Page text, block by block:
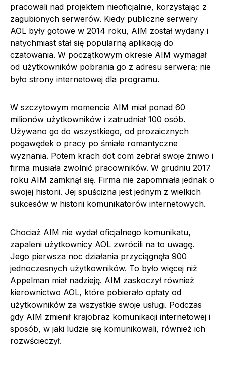
pracowali nad projektem nieoficjalnie, korzystając z
zagubionych serwerów. Kiedy publiczne serwery
AOL były gotowe w 2014 roku, AIM został wydany i
natychmiast stał się popularną aplikacją do
czatowania. W początkowym okresie AIM wymagał
od użytkowników pobrania go z adresu serwera; nie
było strony internetowej dla programu.
W szczytowym momencie AIM miał ponad 60
milionów użytkowników i zatrudniał 100 osób.
Używano go do wszystkiego, od prozaicznych
pogawędek o pracy po śmiałe romantyczne
wyznania. Potem krach dot com zebrał swoje żniwo i
firma musiała zwolnić pracowników. W grudniu 2017
roku AIM zamknął się. Firma nie zapomniała jednak o
swojej historii. Jej spuścizna jest jednym z wielkich
sukcesów w historii komunikatorów internetowych.
Chociaż AIM nie wydał oficjalnego komunikatu,
zapaleni użytkownicy AOL zwrócili na to uwagę.
Jego pierwsza noc działania przyciągnęła 900
jednoczesnych użytkowników. To było więcej niż
Appelman miał nadzieję. AIM zaskoczył również
kierownictwo AOL, które pobierało opłaty od
użytkowników za wszystkie swoje usługi. Podczas
gdy AIM zmienił krajobraz komunikacji internetowej i
sposób, w jaki ludzie się komunikowali, również ich
rozwścieczył.